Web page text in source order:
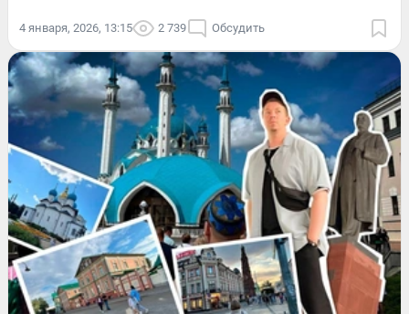
4 января, 2026, 13:15 2 739 Обсудить